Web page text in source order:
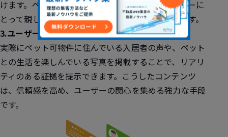
けます。ペットが施設を使っている動画も、ユーザーに
とって親しみやすく、物件の魅力を一層引き立てます。
3.ユーザーレビューや体験談
実際にペット可物件に住んでいる入居者の声や、ペット
との生活を楽しんでいる写真を掲載することで、リアリ
ティのある証拠を提示できます。こうしたコンテンツ
は、信頼感を高め、ユーザーの関心を集める強力な手段
です。